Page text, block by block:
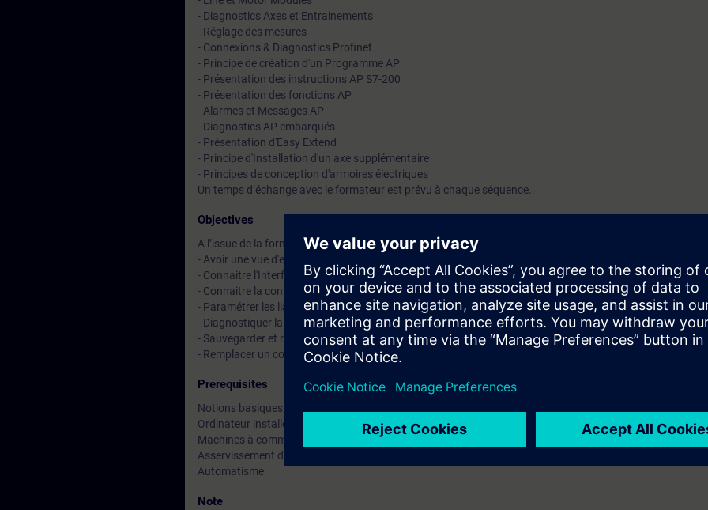
- Diagnostics Axes et Entrainements
- Réglage des mesures
- Connexions & Diagnostics Profinet
- Principe de création d'un Programme AP
- Présentation des instructions AP S7-200
- Présentation des fonctions AP
- Alarmes et Messages AP
- Diagnostics AP embarqués
- Présentation d'Easy Extend
- Principe d'Installation d'un axe supplémentaire
- Principes de conception d'armoires électriques
Un temps d’échange avec le formateur est prévu à chaque séquence.
Objectives
A l’issue de la formation, le stagiaire sera capable de :
- Avoir une vue d'ensemble du système
- Connaitre l'Interface Homme Machine et utiliser les modes de fonctionnements JOG, MDA et AUTO
- Connaitre la configuration matérielle et logicielle
- Paramétrer les liaisons
- Diagnostiquer la CN, l'AP, les Entrainements, l'HMI
- Sauvegarder et restituer les données
- Remplacer un composant défectueux
Prerequisites
Notions basiques concernant :
Ordinateur installé Windows
Machines à commandes numériques
Asservissement d'axes numériques
Automatisme
Note